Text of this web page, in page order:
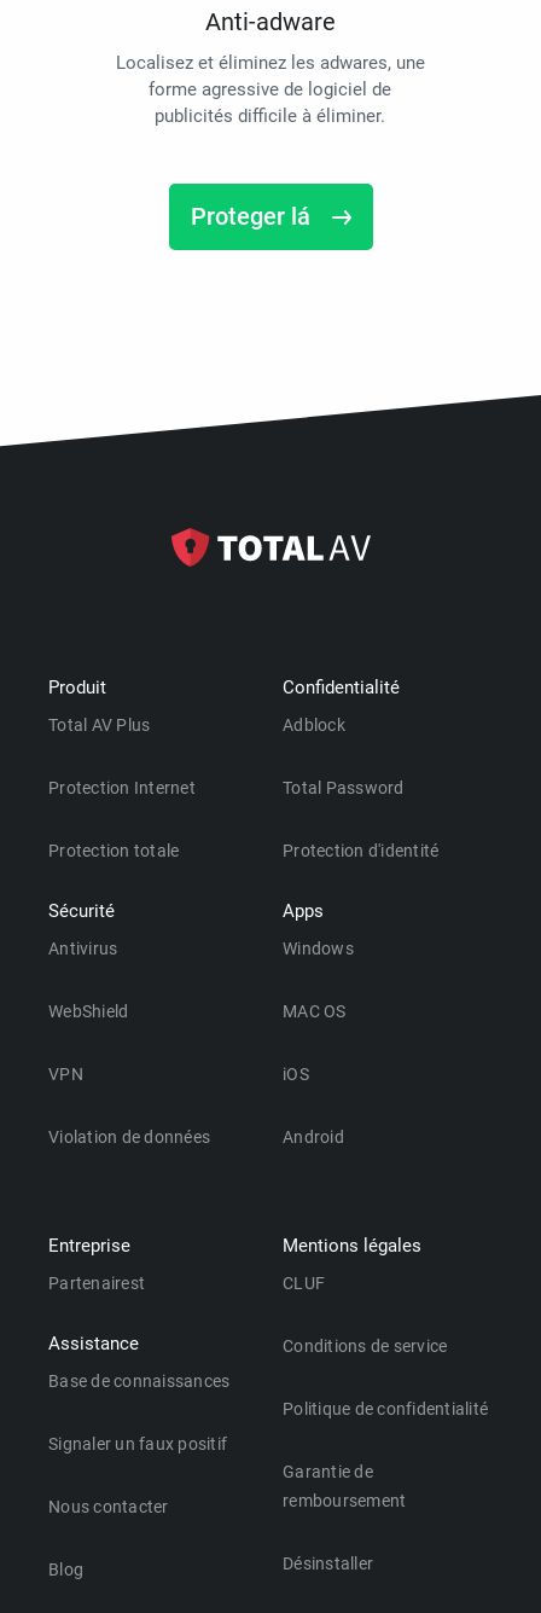
Anti-adware
Localisez et éliminez les adwares, une
forme agressive de logiciel de
publicités difficile à éliminer.
Proteger lá
Produit
Total AV Plus
Protection Internet
Protection totale
Sécurité
Antivirus
WebShield
VPN
Violation de données
Confidentialité
Adblock
Total Password
Protection d'identité
Apps
Windows
MAC OS
iOS
Android
Entreprise
Partenairest
Assistance
Base de connaissances
Signaler un faux positif
Nous contacter
Blog
Mentions légales
CLUF
Conditions de service
Politique de confidentialité
Garantie de
remboursement
Désinstaller